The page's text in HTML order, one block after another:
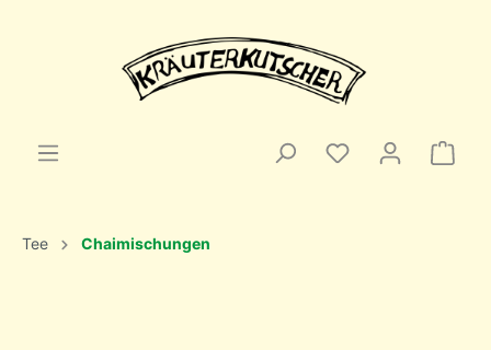
Tee Chaimischungen